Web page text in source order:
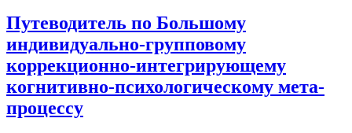
Путеводитель по Большому
индивидуально-групповому
коррекционно-интегрирующему
когнитивно-психологическому мета-
процессу